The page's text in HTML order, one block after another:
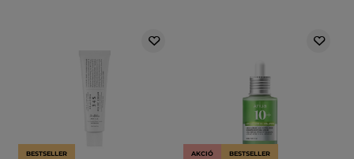
BESTSELLER AKCIÓ BESTSELLER